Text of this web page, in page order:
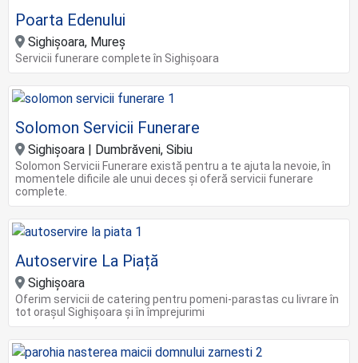
Poarta Edenului
Sighișoara, Mureș
Servicii funerare complete în Sighișoara
Solomon Servicii Funerare
Sighişoara | Dumbrăveni, Sibiu
Solomon Servicii Funerare există pentru a te ajuta la nevoie, în
momentele dificile ale unui deces şi oferă servicii funerare
complete.
Autoservire La Piață
Sighișoara
Oferim servicii de catering pentru pomeni-parastas cu livrare în
tot orașul Sighișoara și în împrejurimi